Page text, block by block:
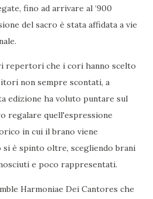
fino ad arrivare al ‘900
del sacro è stata affidata a vie
repertori che i cori hanno scelto
non sempre scontati, a
edizione ha voluto puntare sul
regalare quell'espressione
in cui il brano viene
si è spinto oltre, scegliendo brani
e poco rappresentati.
Harmoniae Dei Cantores che